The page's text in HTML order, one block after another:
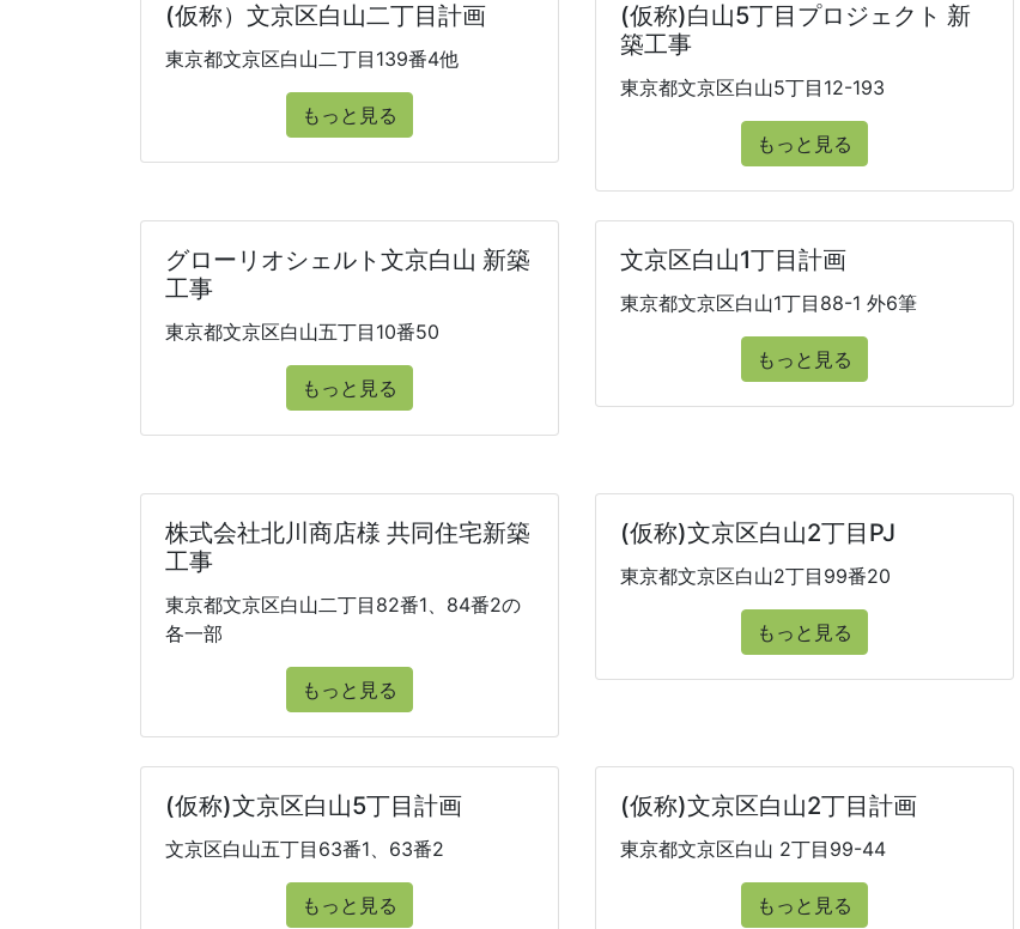
(仮称）文京区白山二丁目計画
東京都文京区白山二丁目139番4他
もっと見る
(仮称)白山5丁目プロジェクト 新
築工事
東京都文京区白山5丁目12-193
もっと見る
グローリオシェルト文京白山 新築
工事
東京都文京区白山五丁目10番50
もっと見る
文京区白山1丁目計画
東京都文京区白山1丁目88-1 外6筆
もっと見る
株式会社北川商店様 共同住宅新築
工事
東京都文京区白山二丁目82番1、84番2の
各一部
もっと見る
(仮称)文京区白山2丁目PJ
東京都文京区白山2丁目99番20
もっと見る
(仮称)文京区白山5丁目計画
文京区白山五丁目63番1、63番2
もっと見る
(仮称)文京区白山2丁目計画
東京都文京区白山 2丁目99-44
もっと見る